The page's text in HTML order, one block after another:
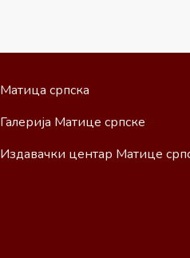
Матица српска
Галерија Матице српске
Издавачки центар Матице